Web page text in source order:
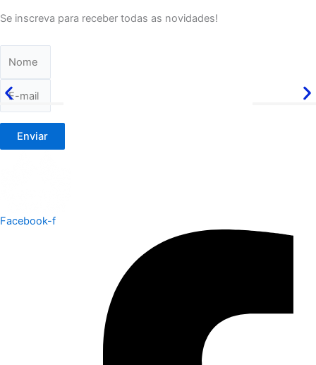
Se inscreva para receber todas as novidades!
Enviar
Facebook-f